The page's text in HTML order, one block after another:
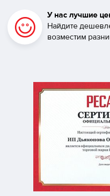
У нас лучшие
Найдите
возместим